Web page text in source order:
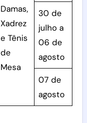
Damas,
Xadrez
e Tênis
de
Mesa
30 de
julho a
06 de
agosto
07 de
agosto